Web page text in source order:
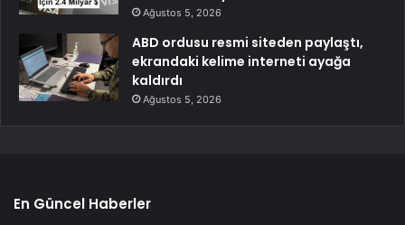
Ağustos 5, 2026
ABD ordusu resmi siteden paylaştı,
ekrandaki kelime interneti ayağa
kaldırdı
Ağustos 5, 2026
En Güncel Haberler